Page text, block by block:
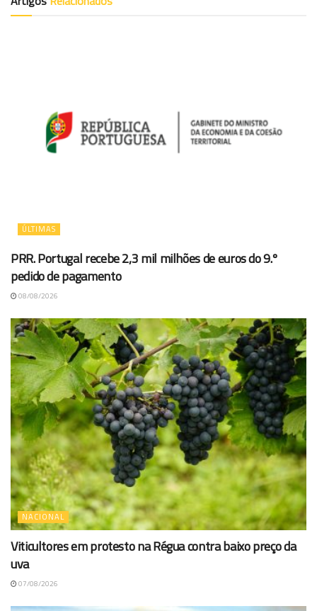
ÚLTIMAS
PRR. Portugal recebe 2,3 mil milhões de euros do 9.º
pedido de pagamento
08/08/2026
NACIONAL
Viticultores em protesto na Régua contra baixo preço da
uva
07/08/2026